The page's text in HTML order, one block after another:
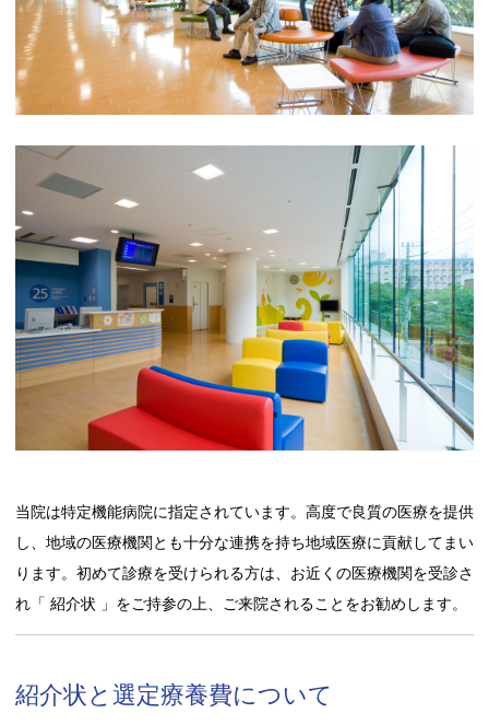
当院は特定機能病院に指定されています。高度で良質の医療を提供
し、地域の医療機関とも十分な連携を持ち地域医療に貢献してまい
ります。初めて診療を受けられる方は、お近くの医療機関を受診さ
れ「 紹介状 」をご持参の上、ご来院されることをお勧めします。
紹介状と選定療養費について